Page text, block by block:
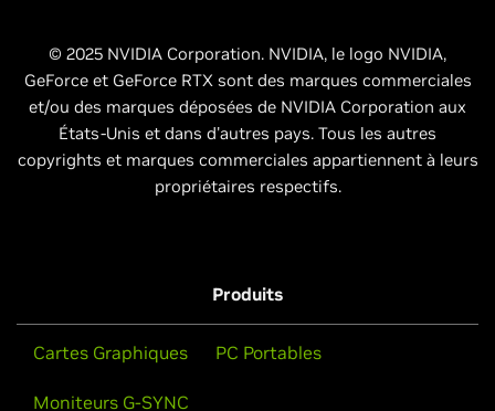
© 2025 NVIDIA Corporation. NVIDIA, le logo NVIDIA,
GeForce et GeForce RTX sont des marques commerciales
et/ou des marques déposées de NVIDIA Corporation aux
États-Unis et dans d'autres pays. Tous les autres
copyrights et marques commerciales appartiennent à leurs
propriétaires respectifs.
Produits
Cartes Graphiques PC Portables
Moniteurs G-SYNC